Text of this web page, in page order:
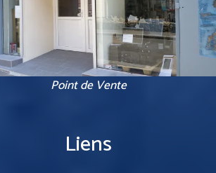
Point de Vente
Liens